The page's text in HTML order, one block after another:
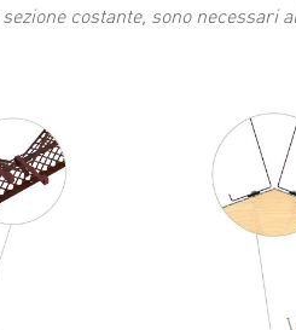
costante, sono